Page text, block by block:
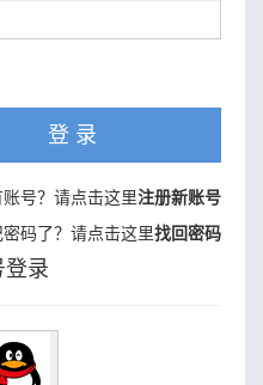
登 录
号？请点击这里注册新账号
码了？请点击这里找回密码
登录